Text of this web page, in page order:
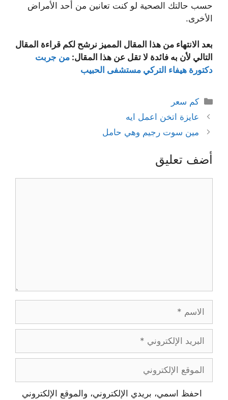
حسب حالتك الصحية لو كنت تعانين من أحد الأمراض
الأخرى.
بعد الانتهاء من هذا المقال المميز نرشح لكم قراءة المقال
التالي لأن به فائدة لا تقل عن هذا المقال: من جربت
دكتورة هيفاء التركي مستشفى الحبيب
التصنيفات
كم سعر
عايزة اتخن اعمل ايه
مين سوت رجيم وهي حامل
أضف تعليق
الاسم
البريد
الإلكتروني
الموقع
الإلكتروني
احفظ اسمي، بريدي الإلكتروني، والموقع الإلكتروني